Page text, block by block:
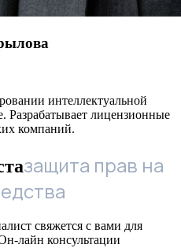
интеллектуальной
Разрабатывает лицензионные
компаний.
защита прав на
свяжется с вами для
лайн консультации